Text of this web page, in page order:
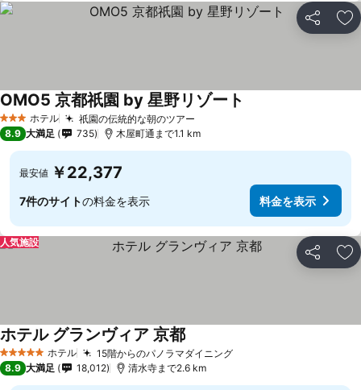
シェア お
3 ホテルのランク
ホテル 祇園の伝統的な朝のツアー
OMO5 京都祇園 by 星野リゾート
8.9 大満足 735 木屋町通まで1.1 km
最安値 ￥22,377
7件のサイトの料金を表示 料金を表示
シェア お
人気施設
5 ホテルのランク
ホテル 15階からのパノラマダイニング
ホテル グランヴィア 京都
8.9 大満足 18,012 清水寺まで2.6 km